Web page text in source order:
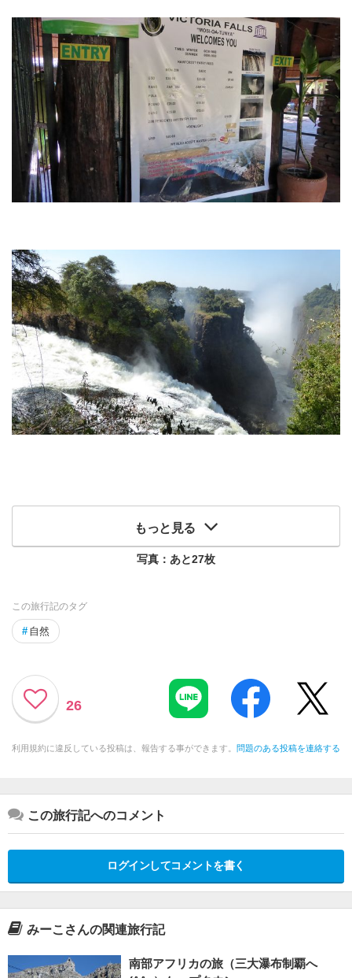
もっと見る
写真：あと27枚
この旅行記のタグ
# 自然
26
利用規約に違反している投稿は、報告する事ができます。 問題のある投稿を連絡する
この旅行記へのコメント
ログインしてコメントを書く
みーこさんの関連旅行記
南部アフリカの旅（三大瀑布制覇へ